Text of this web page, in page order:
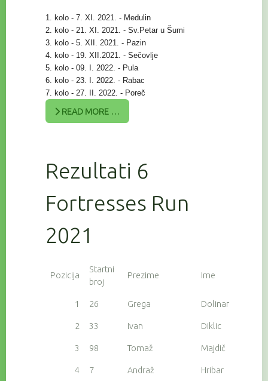
1. kolo - 7. XI. 2021. - Medulin
2. kolo - 21. XI. 2021. - Sv.Petar u Šumi
3. kolo - 5. XII. 2021. - Pazin
4. kolo - 19. XII.2021. - Sečovlje
5. kolo - 09. I. 2022. - Pula
6. kolo - 23. I. 2022. - Rabac
7. kolo - 27. II. 2022. - Poreč
READ MORE …
Rezultati 6
Fortresses Run
2021
Pozicija
Startni
broj
Prezime Ime
1 26 Grega Dolinar
2 33 Ivan Diklic
3 98 Tomaž Majdič
4 7 Andraž Hribar